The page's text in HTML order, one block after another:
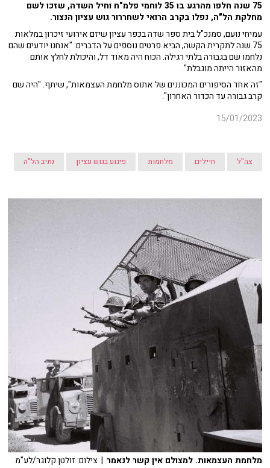
75 שנה חלפו מהרגע בו 35 לוחמי פלמ"ח וחיל השדה, שזכו לשם
מחלקת הל"ה, נפלו בקרב הרואי לשחררור גוש עציון הנצור.
עמיחי נועם, סמנכ"ל בית ספר שדה בכפר עציון שיזם אירועי זיכרון במלאות
75 שנה לתקרית הקשה, הביא פרטים נוספים על הדברים: "אנחנו יודעים שהם
נלחמו שם בגבורה בלתי רגילה. הכוח היה מאוד דל, והיכולת לחלץ אותם
מהאזור הייתה מוגבלת".
"זה אחד הסיפורים המכוננים של אתוס מלחמת העצמאות", שיתף. "היה שם
קרב גבורה עד הכדור האחרון".
15/01/2023
צה"ל חיילים מלחמות פיגוע בגוש עציון נתיב הל"ה
מלחמת העצמאות. למצולם אין קשר לנאמר | צילום: זולטן קלוגר/לע"מ